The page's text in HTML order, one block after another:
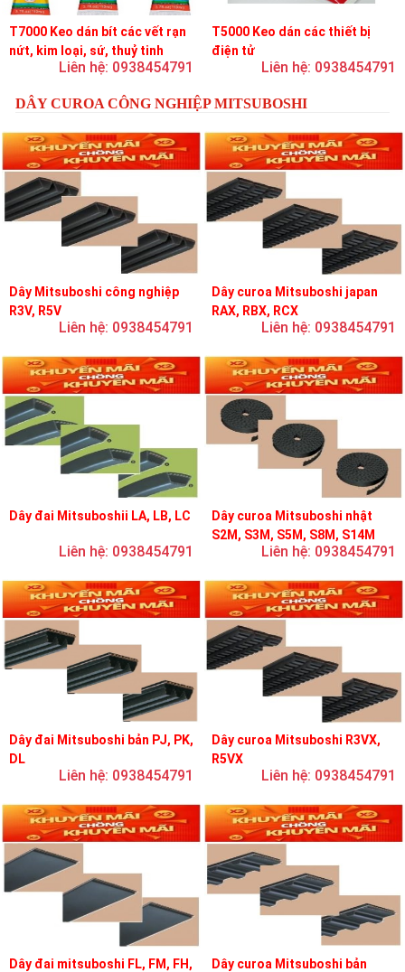
T7000 Keo dán bít các vết rạn
nứt, kim loại, sứ, thuỷ tinh
Liên hệ: 0938454791
T5000 Keo dán các thiết bị
điện tử
Liên hệ: 0938454791
DÂY CUROA CÔNG NGHIỆP MITSUBOSHI
Dây Mitsuboshi công nghiệp
R3V, R5V
Liên hệ: 0938454791
Dây curoa Mitsuboshi japan
RAX, RBX, RCX
Liên hệ: 0938454791
Dây đai Mitsuboshii LA, LB, LC
Liên hệ: 0938454791
Dây curoa Mitsuboshi nhật
S2M, S3M, S5M, S8M, S14M
Liên hệ: 0938454791
Dây đai Mitsuboshi bản PJ, PK,
DL
Liên hệ: 0938454791
Dây curoa Mitsuboshi R3VX,
R5VX
Liên hệ: 0938454791
Dây đai mitsuboshi FL, FM, FH,
Dây curoa Mitsuboshi bản